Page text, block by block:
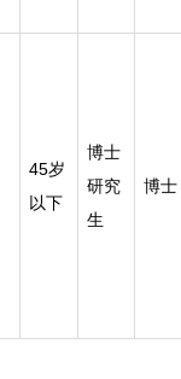
45岁
以下
博士
研究
生
博士